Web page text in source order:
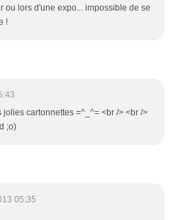
ou lors d'une expo... impossible de se
!
cartonnettes =^_^= <br /> <br />
;o)
05:35